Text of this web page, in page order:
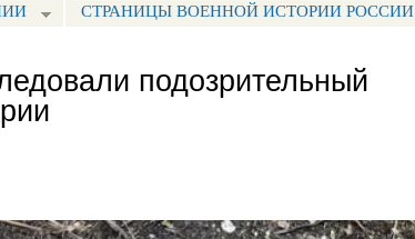
СТРАНИЦЫ ВОЕННОЙ ИСТОРИИ РОССИИ
подозрительный